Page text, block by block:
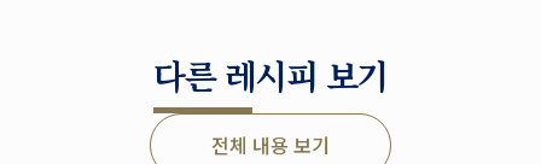
다른 레시피 보기
전체 내용 보기